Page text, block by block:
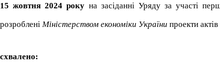
15 жовтня 2024 року на засіданні Уряду за участі
розроблені Міністерством економіки України проекти актів
схвалено: